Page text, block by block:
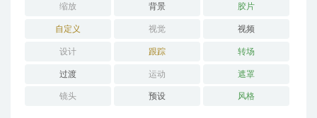
缩放 背景 胶片
自定义 视觉 视频
设计 跟踪 转场
过渡 运动 遮罩
镜头 预设 风格